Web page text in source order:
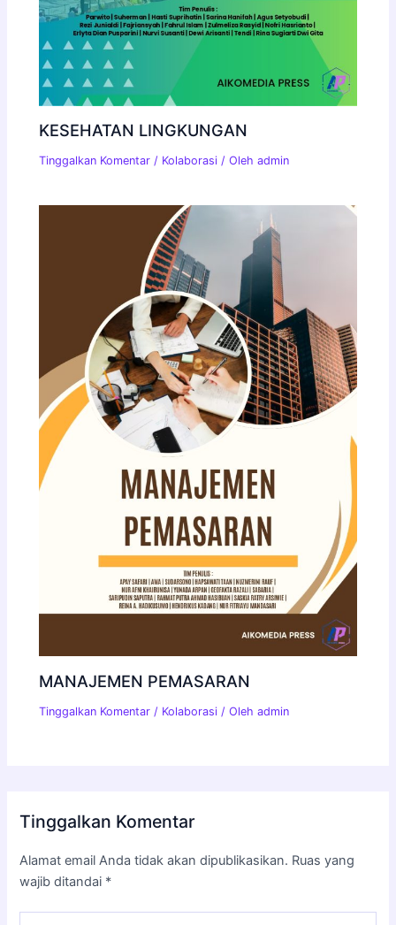
KESEHATAN LINGKUNGAN
Tinggalkan Komentar / Kolaborasi / Olehadmin
MANAJEMEN PEMASARAN
Tinggalkan Komentar / Kolaborasi / Olehadmin
Tinggalkan Komentar
Alamat email Anda tidak akan dipublikasikan. Ruas yang
wajib ditandai *